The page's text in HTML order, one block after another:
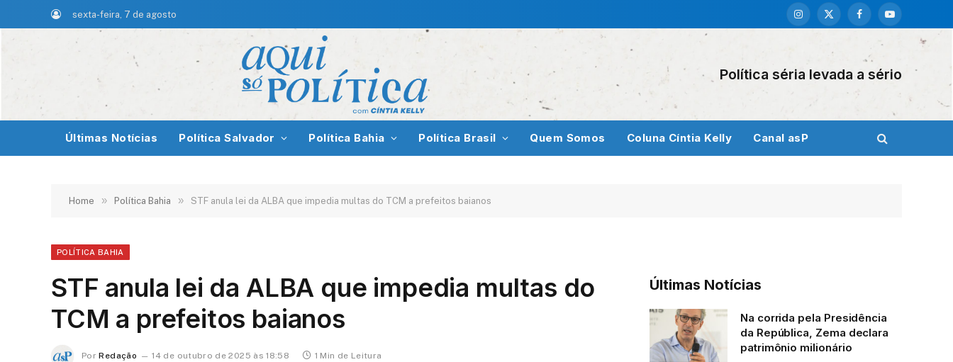
sexta-feira, 7 de agosto
Instagram
X
FacebookYouTube
Política séria levada a sério
Últimas Notícias Política Salvador Política Bahia Política Brasil Quem Somos Coluna Cíntia Kelly Canal asP
Home » Política Bahia » STF anula lei da ALBA que impedia multas do TCM a prefeitos baianos
POLÍTICA BAHIA
STF anula lei da ALBA que impedia multas do
TCM a prefeitos baianos
Por Redação 14 de outubro de 2025 às 18:58 1 Min de Leitura
Últimas Notícias
Na corrida pela Presidência
da República, Zema declara
patrimônio milionário